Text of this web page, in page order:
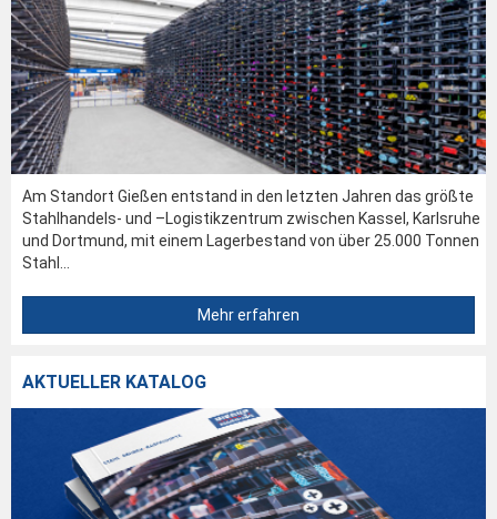
Am Standort Gießen entstand in den letzten Jahren das größte
Stahlhandels- und –Logistikzentrum zwischen Kassel, Karlsruhe
und Dortmund, mit einem Lagerbestand von über 25.000 Tonnen
Stahl...
Mehr erfahren
AKTUELLER KATALOG